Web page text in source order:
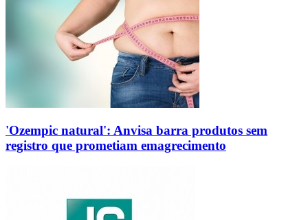
'Ozempic natural': Anvisa barra produtos sem
registro que prometiam emagrecimento